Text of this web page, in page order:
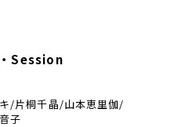
Session
/片桐千晶/山本恵里伽/
子